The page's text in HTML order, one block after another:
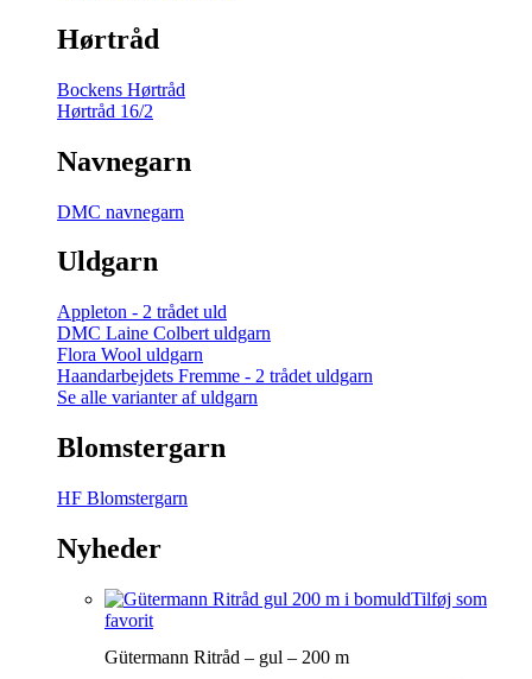
Hørtråd
Bockens Hørtråd
Hørtråd 16/2
Navnegarn
DMC navnegarn
Uldgarn
Appleton - 2 trådet uld
DMC Laine Colbert uldgarn
Flora Wool uldgarn
Haandarbejdets Fremme - 2 trådet uldgarn
Se alle varianter af uldgarn
Blomstergarn
HF Blomstergarn
Nyheder
Tilføj som
favorit
Gütermann Ritråd – gul – 200 m